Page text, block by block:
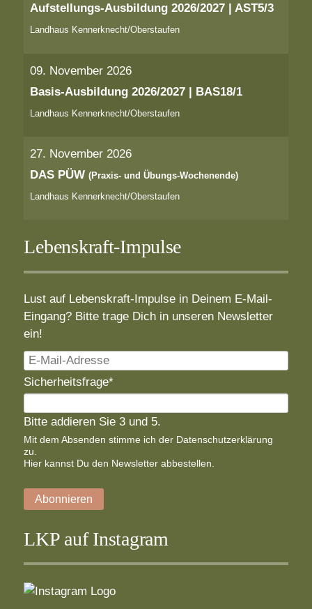
Aufstellungs-Ausbildung 2026/2027 | AST5/3
Landhaus Kennerknecht/Oberstaufen
09. November 2026
Basis-Ausbildung 2026/2027 | BAS18/1
Landhaus Kennerknecht/Oberstaufen
27. November 2026
DAS PÜW(Praxis- und Übungs-Wochenende)
Landhaus Kennerknecht/Oberstaufen
Lebenskraft-Impulse
Lust auf Lebenskraft-Impulse in Deinem E-Mail-
Eingang? Bitte trage Dich in unseren Newsletter
ein!
E-
Mail-
Adresse
Pflichtfeld
Sicherheitsfrage*
Bitte addieren Sie 3 und 5.
Mit dem Absenden stimme ich der Datenschutzerklärung
zu.
Hier kannst Du den Newsletter abbestellen.
Abonnieren
LKP auf Instagram